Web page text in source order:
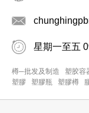
星期一至五
樽─批发及制造 塑胶容
塑膠
塑膠瓶 塑膠樽